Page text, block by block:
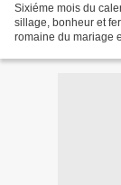
Sixiéme mois du
sillage, bonheur et
romaine du mariage